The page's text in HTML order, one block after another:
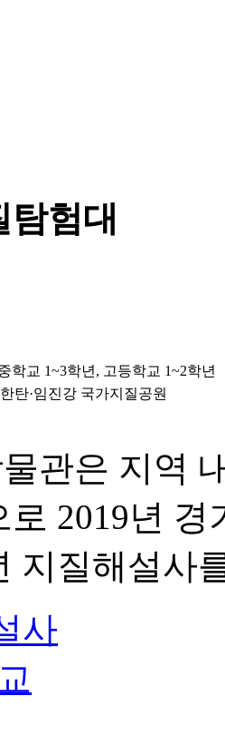
탐험대
학교 1~3학년, 고등학교 1~2학년
탄·임진강 국가지질공원
관은 지역
로 2019년
지질해설사
사